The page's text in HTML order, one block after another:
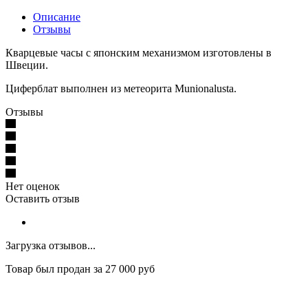
Описание
Отзывы
Кварцевые часы с японским механизмом изготовлены в
Швеции.
Циферблат выполнен из метеорита Munionalusta.
Отзывы
Нет оценок
Оставить отзыв
Загрузка отзывов...
Товар был продан за 27 000 руб